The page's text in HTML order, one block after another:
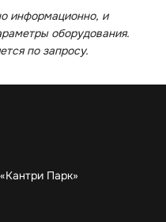
информационно, и
оборудования.
по запросу.
Парк»